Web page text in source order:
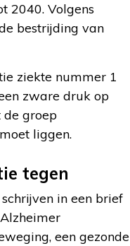
2040. Volgens
bestrijding van
ziekte nummer 1
zware druk op
de groep
liggen.
tegen
in een brief
een gezonde